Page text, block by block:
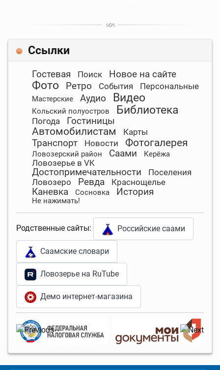
Ссылки
Гостевая Поиск Новое на сайте
Фото Ретро События Персональные
Мастерские Аудио Видео
Кольский полуостров Библиотека
Погода Гостиницы
Автомобилистам Карты
Транспорт Новости Фотогалерея
Ловозерский район Саами Керёжа
Ловозерье в VK
Достопримечательности
Поселения
Ловозеро
Ревда Краснощелье
Каневка Сосновка История
Не нажимать!
Родственные сайты: Российские саами
Саамские словари
Ловозерье на RuTube
Демо интернет-магазина